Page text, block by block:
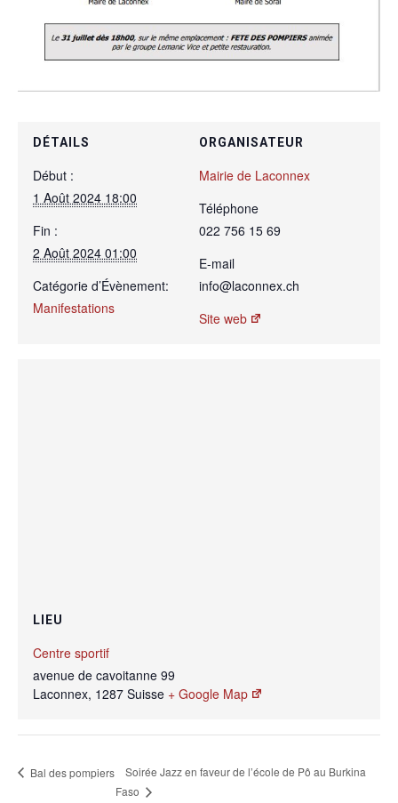
DÉTAILS
Début :
1 Août 2024 18:00
Fin :
2 Août 2024 01:00
Catégorie d’Évènement:
Manifestations
ORGANISATEUR
Mairie de Laconnex
Téléphone
022 756 15 69
E-mail
info@laconnex.ch
Site web
LIEU
Centre sportif
avenue de cavoitanne 99
Laconnex, 1287 Suisse + Google Map
Bal des pompiers
Soirée Jazz en faveur de l’école de Pô au Burkina
Faso